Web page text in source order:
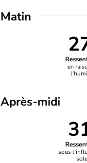
Matin
en
Après-midi
sous